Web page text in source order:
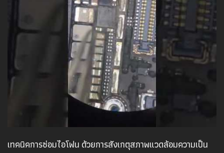
เทคนิคการซ่อมไอโฟน ด้วยการสังเกตุสภาพแวดล้อมความเป็น